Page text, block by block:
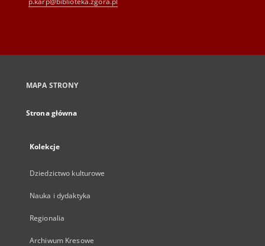
MAPA STRONY
Strona główna
Kolekcje
Dziedzictwo kulturowe
Nauka i dydaktyka
Regionalia
Archiwum Kresowe